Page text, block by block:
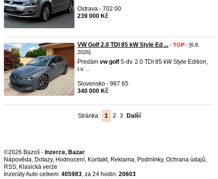
Ostrava - 702 00
239 000 Kč
VW Golf 2.0 TDI 85 kW Style Ed ... - TOP - [6.8.
2026]
Predám vw golf 5-dv. 2.0 TDI 85 kW Style Edition,
r.v. ...
Slovensko - 987 65
340 000 Kč
Stránka: 1 2 3 Další
©2026 Bazoš - Inzerce, Bazar
Nápověda, Dotazy, Hodnocení, Kontakt, Reklama, Podmínky, Ochrana údajů,
RSS,
Inzeráty Auto celkem: 405983, za 24 hodin: 20603